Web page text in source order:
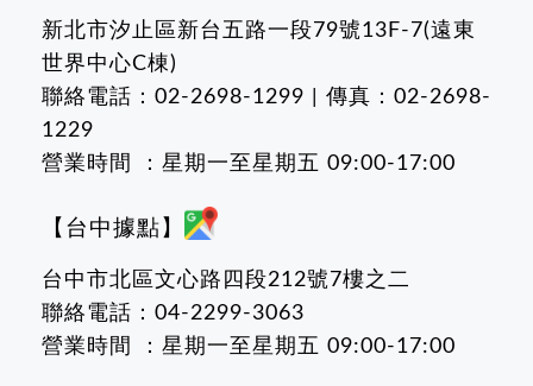
新北市汐止區新台五路一段79號13F-7(遠東
世界中心C棟)
聯絡電話：02-2698-1299 | 傳真：02-2698-
1229
營業時間 ：星期一至星期五 09:00-17:00
【台中據點】
台中市北區文心路四段212號7樓之二
聯絡電話：04-2299-3063
營業時間 ：星期一至星期五 09:00-17:00